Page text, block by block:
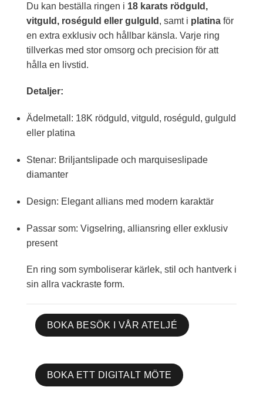
Du kan beställa ringen i 18 karats rödguld,
vitguld, roséguld eller gulguld , samt i platina för
en extra exklusiv och hållbar känsla. Varje ring
tillverkas med stor omsorg och precision för att
hålla en livstid.
Detaljer:
Ädelmetall: 18K rödguld, vitguld, roséguld, gulguld
eller platina
Stenar: Briljantslipade och marquiseslipade
diamanter
Design: Elegant allians med modern karaktär
Passar som: Vigselring, alliansring eller exklusiv
present
En ring som symboliserar kärlek, stil och hantverk i
sin allra vackraste form.
BOKA BESÖK I VÅR ATELJÉ
BOKA ETT DIGITALT MÖTE